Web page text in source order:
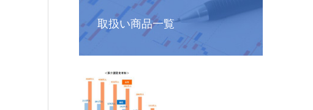
取扱い商品一覧